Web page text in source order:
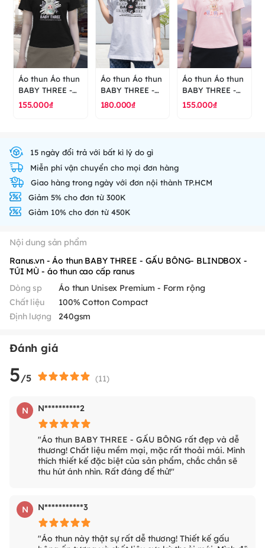
Áo thun Áo thun
BABY THREE -
GẤU BÔNG-
155.000₫
Áo thun Áo thun
BABY THREE -
GẤU BÔNG-
180.000₫
Áo thun Áo thun
BABY THREE -
GẤU BÔNG-
155.000₫
15 ngày đổi trả với bất kì lý do gì
Miễn phí vận chuyển cho mọi đơn hàng
Giao hàng trong ngày với đơn nội thành TP.HCM
Giảm 5% cho đơn từ 300K
Giảm 10% cho đơn từ 450K
Nội dung sản phẩm
Ranus.vn - Áo thun BABY THREE - GẤU BÔNG- BLINDBOX -
TÚI MÙ - áo thun cao cấp ranus
Dòng sp
Áo thun Unisex Premium - Form rộng
Chất liệu
100% Cotton Compact
Định lượng
240gsm
Đánh giá
5/5 (11)
N N**********2
"Áo thun BABY THREE - GẤU BÔNG rất đẹp và dễ
thương! Chất liệu mềm mại, mặc rất thoải mái. Mình
thích thiết kế đặc biệt của sản phẩm, chắc chắn sẽ
thu hút ánh nhìn. Rất đáng để thử!"
N N***********3
"Áo thun này thật sự rất dễ thương! Thiết kế gấu